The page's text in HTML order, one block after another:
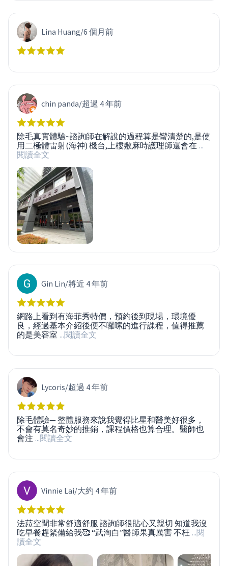
Lina Huang/6 個月前
chin panda/超過 4 年前
除毛真實體驗~諮詢師在解說的過程算是蠻清楚的,是使
用二極體雷射(海神) 機台,上樓敷麻時護理師還會在 ...
閱讀全文
Gin Lin/將近 4 年前
網路上看到有海菲秀特價，預約後到現場，環境優
良，經過基本介紹後便不囉嗦的進行課程，值得推薦
的是美容室 ...閱讀全文
Lycoris/超過 4 年前
除毛體驗— 整體服務來說我覺得比星和醫美好很多，
不會有莫名奇妙的推銷，課程價格也算合理。醫師也
會注 ...閱讀全文
Vinnie Lai/大約 4 年前
法菈空間非常舒適舒服 諮詢師很貼心又親切 知道我沒
吃早餐趕緊備給我🥰 “武洵白”醫師果真厲害 不枉 ...閱
讀全文